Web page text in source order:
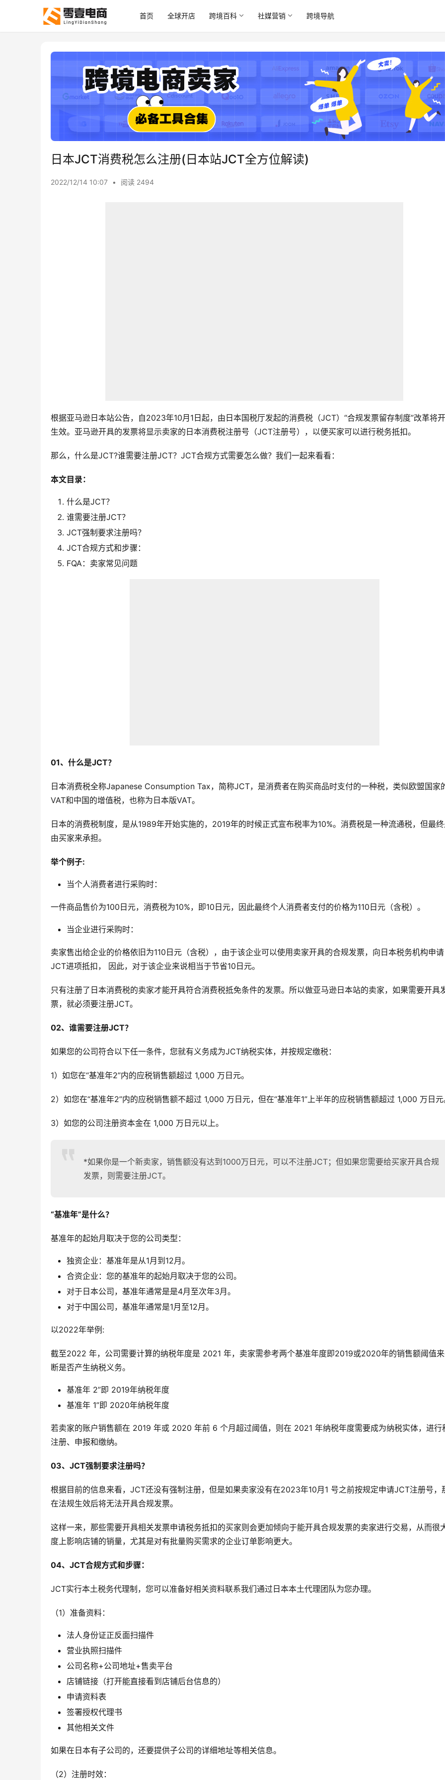
首页 全球开店 跨境百科 社媒营销 跨境导航
日本JCT消费税怎么注册(日本站JCT全方位解读)
2022/12/14 10:07 • 阅读 2494
根据亚马逊日本站公告，自2023年10月1日起，由日本国税厅发起的消费税（JCT）“合规发票留存制度”改革将
生效。亚马逊开具的发票将显示卖家的日本消费税注册号（JCT注册号），以便买家可以进行税务抵扣。
那么，什么是JCT?谁需要注册JCT？JCT合规方式需要怎么做？我们一起来看看：
本文目录：
什么是JCT？
谁需要注册JCT？
JCT强制要求注册吗？
JCT合规方式和步骤：
FQA：卖家常见问题
01、什么是JCT？
日本消费税全称Japanese Consumption Tax，简称JCT，是消费者在购买商品时支付的一种税，类似欧盟国家
VAT和中国的增值税，也称为日本版VAT。
日本的消费税制度，是从1989年开始实施的，2019年的时候正式宣布税率为10%。消费税是一种流通税，但最
由买家来承担。
举个例子:
当个人消费者进行采购时：
一件商品售价为100日元，消费税为10%，即10日元，因此最终个人消费者支付的价格为110日元（含税）。
当企业进行采购时：
卖家售出给企业的价格依旧为110日元（含税），由于该企业可以使用卖家开具的合规发票，向日本税务机构申请
JCT进项抵扣， 因此，对于该企业来说相当于节省10日元。
只有注册了日本消费税的卖家才能开具符合消费税抵免条件的发票。所以做亚马逊日本站的卖家，如果需要开具
票，就必须要注册JCT。
02、谁需要注册JCT？
如果您的公司符合以下任一条件，您就有义务成为JCT纳税实体，并按规定缴税：
1）如您在“基准年2”内的应税销售额超过 1,000 万日元。
2）如您在“基准年2”内的应税销售额不超过 1,000 万日元，但在“基准年1”上半年的应税销售额超过 1,000 万日
3）如您的公司注册资本金在 1,000 万日元以上。
*如果你是一个新卖家，销售额没有达到1000万日元，可以不注册JCT；但如果您需要给买家开具合规
发票，则需要注册JCT。
“基准年”是什么？
基准年的起始月取决于您的公司类型：
独资企业：基准年是从1月到12月。
合资企业：您的基准年的起始月取决于您的公司。
对于日本公司，基准年通常是是4月至次年3月。
对于中国公司，基准年通常是1月至12月。
以2022年举例:
截至2022 年，公司需要计算的纳税年度是 2021 年，卖家需参考两个基准年度即2019或2020年的销售额阈值
断是否产生纳税义务。
基准年 2”即 2019年纳税年度
基准年 1”即 2020年纳税年度
若卖家的账户销售额在 2019 年或 2020 年前 6 个月超过阈值，则在 2021 年纳税年度需要成为纳税实体，进行
注册、申报和缴纳。
03、JCT强制要求注册吗？
根据目前的信息来看，JCT还没有强制注册，但是如果卖家没有在2023年10月1 号之前按规定申请JCT注册号，
在法规生效后将无法开具合规发票。
这样一来，那些需要开具相关发票申请税务抵扣的买家则会更加倾向于能开具合规发票的卖家进行交易，从而很
度上影响店铺的销量，尤其是对有批量购买需求的企业订单影响更大。
04、JCT合规方式和步骤：
JCT实行本土税务代理制，您可以准备好相关资料联系我们通过日本本土代理团队为您办理。
（1）准备资料：
法人身份证正反面扫描件
营业执照扫描件
公司名称+公司地址+售卖平台
店铺链接（打开能直接看到店铺后台信息的）
申请资料表
签署授权代理书
其他相关文件
如果在日本有子公司的，还要提供子公司的详细地址等相关信息。
（2）注册时效：